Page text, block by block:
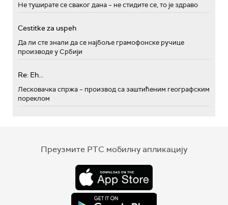
Не туширате се сваког дана – не стидите се, то је здраво
Cestitke za uspeh
Да ли сте знали да се најбоље грамофонске ручице
производе у Србији
Re: Eh...
Лесковачка спржа – производ са заштићеним географским
пореклом
Преузмите РТС мобилну апликацију